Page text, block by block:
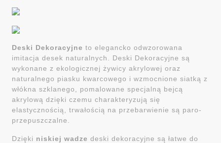
Deski Dekoracyjne to elegancko odwzorowana
imitacja desek naturalnych. Deski Dekoracyjne są
wykonane z ekologicznej żywicy akrylowej oraz
naturalnego piasku kwarcowego i wzmocnione siatką z
włókna szklanego, pomalowane specjalną bejcą
akrylową dzięki czemu charakteryzują się
elastycznością, trwałością na przebarwienie są paro-
przepuszczalne.
Dzięki niskiej wadze deski dekoracyjne są łatwe do